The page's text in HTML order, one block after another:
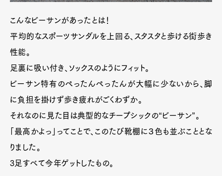
こんなビーサンがあったとは！
平均的なスポーツサンダルを上回る、スタスタと歩ける街歩き
性能。
足裏に吸い付き、ソックスのようにフィット。
ビーサン特有のぺったんぺったんが大幅に少ないから、脚
に負担を掛けず歩き疲れがごくわずか。
それなのに見た目は典型的なチープシックの“ビーサン”。
「最高かよっ」ってことで、このたび靴棚に３色も並ぶこととな
りました。
3足すべて今年ゲットしたもの。